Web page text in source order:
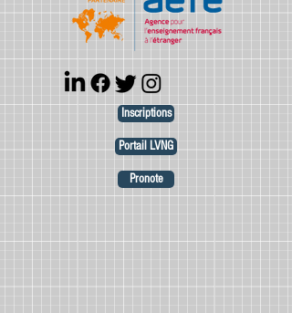
Inscriptions
Portail LVNG
Pronote